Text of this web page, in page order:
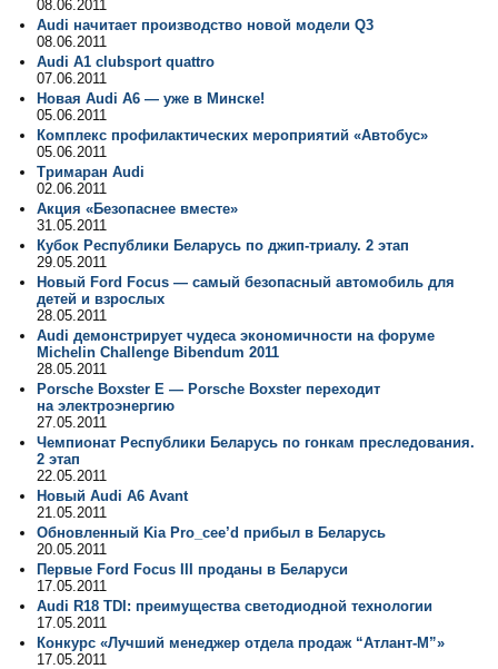
08.06.2011
Audi начитает производство новой модели Q3
08.06.2011
Audi A1 clubsport quattro
07.06.2011
Новая Audi A6 — уже в Минске!
05.06.2011
Комплекс профилактических мероприятий «Автобус»
05.06.2011
Тримаран Audi
02.06.2011
Акция «Безопаснее вместе»
31.05.2011
Кубок Республики Беларусь по джип-триалу. 2 этап
29.05.2011
Новый Ford Focus — самый безопасный автомобиль для
детей и взрослых
28.05.2011
Audi демонстрирует чудеса экономичности на форуме
Michelin Challenge Bibendum 2011
28.05.2011
Porsche Boxster E — Porsche Boxster переходит
на электроэнергию
27.05.2011
Чемпионат Республики Беларусь по гонкам преследования.
2 этап
22.05.2011
Новый Audi A6 Avant
21.05.2011
Обновленный Kia Pro_сee’d прибыл в Беларусь
20.05.2011
Первые Ford Focus III проданы в Беларуси
17.05.2011
Audi R18 TDI: преимущества светодиодной технологии
17.05.2011
Конкурс «Лучший менеджер отдела продаж “Атлант-М”»
17.05.2011